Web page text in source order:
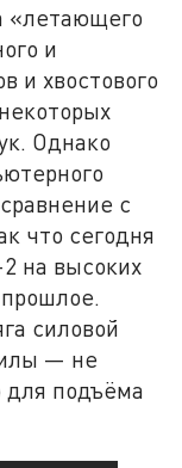
«летающего
и
и хвостового
Однако
с
что сегодня
на высоких
силовой
— не
для подъёма